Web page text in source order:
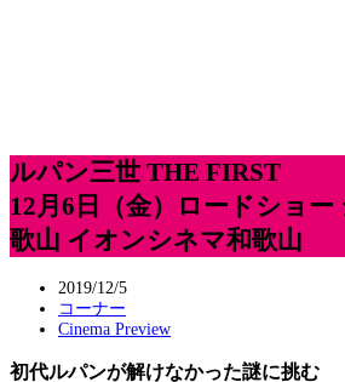
ルパン三世 THE FIRST
12月6日（金）ロードショ
歌山 イオンシネマ和歌山
2019/12/5
コーナー
Cinema Preview
初代ルパンが解けなかった謎に挑む